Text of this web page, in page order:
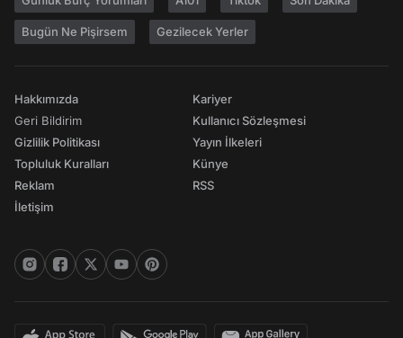
Bugün Ne Pişirsem Gezilecek Yerler
Hakkımızda
Geri Bildirim
Gizlilik Politikası
Topluluk Kuralları
Reklam
İletişim
Kariyer
Kullanıcı Sözleşmesi
Yayın İlkeleri
Künye
RSS